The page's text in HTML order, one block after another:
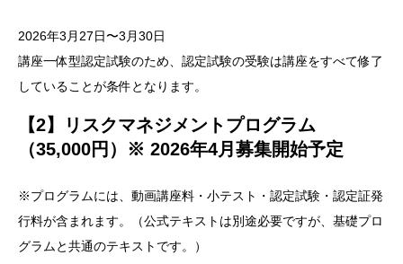
2026年3月27日〜3月30日
講座一体型認定試験のため、認定試験の受験は講座をすべて修了
していることが条件となります。
【2】リスクマネジメントプログラム
（35,000円）※ 2026年4月募集開始予定
※プログラムには、動画講座料・小テスト・認定試験・認定証発
行料が含まれます。（公式テキストは別途必要ですが、基礎プロ
グラムと共通のテキストです。）